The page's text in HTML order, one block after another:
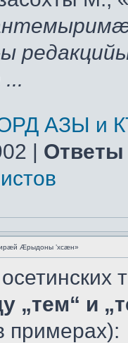
АЗЫ и
| Ответы
Æрыдоны ’хсæн»
„тем“ и
примерах):